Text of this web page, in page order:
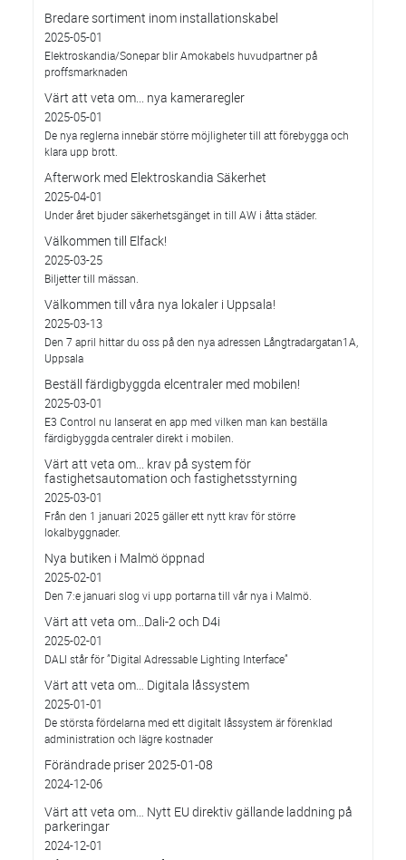
Bredare sortiment inom installationskabel
2025-05-01
Elektroskandia/Sonepar blir Amokabels huvudpartner på
proffsmarknaden
Värt att veta om... nya kameraregler
2025-05-01
De nya reglerna innebär större möjligheter till att förebygga och
klara upp brott.
Afterwork med Elektroskandia Säkerhet
2025-04-01
Under året bjuder säkerhetsgänget in till AW i åtta städer.
Välkommen till Elfack!
2025-03-25
Biljetter till mässan.
Välkommen till våra nya lokaler i Uppsala!
2025-03-13
Den 7 april hittar du oss på den nya adressen Långtradargatan1A,
Uppsala
Beställ färdigbyggda elcentraler med mobilen!
2025-03-01
E3 Control nu lanserat en app med vilken man kan beställa
färdigbyggda centraler direkt i mobilen.
Värt att veta om... krav på system för
fastighetsautomation och fastighetsstyrning
2025-03-01
Från den 1 januari 2025 gäller ett nytt krav för större
lokalbyggnader.
Nya butiken i Malmö öppnad
2025-02-01
Den 7:e januari slog vi upp portarna till vår nya i Malmö.
Värt att veta om…Dali-2 och D4i
2025-02-01
DALI står för ”Digital Adressable Lighting Interface”
Värt att veta om… Digitala låssystem
2025-01-01
De största fördelarna med ett digitalt låssystem är förenklad
administration och lägre kostnader
Förändrade priser 2025-01-08
2024-12-06
Värt att veta om… Nytt EU direktiv gällande laddning på
parkeringar
2024-12-01